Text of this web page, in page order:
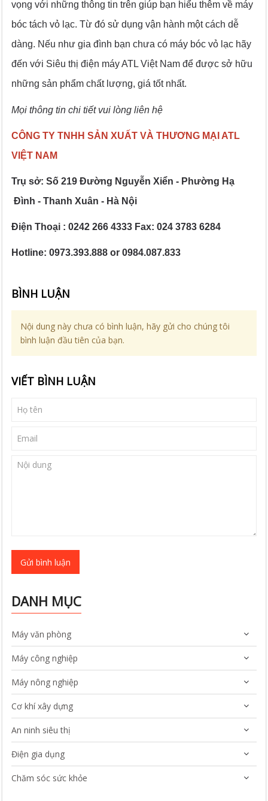
vọng với những thông tin trên giúp bạn hiểu thêm về máy
bóc tách vỏ lạc. Từ đó sử dụng vận hành một cách dễ
dàng. Nếu như gia đình bạn chưa có máy bóc vỏ lạc hãy
đến với Siêu thị điện máy ATL Việt Nam để được sở hữu
những sản phẩm chất lượng, giá tốt nhất.
Mọi thông tin chi tiết vui lòng liên hệ
CÔNG TY TNHH SẢN XUẤT VÀ THƯƠNG MẠI ATL
VIỆT NAM
Trụ sở: Số 219 Đường Nguyễn Xiển - Phường Hạ
Đình - Thanh Xuân - Hà Nội
Điện Thoại : 0242 266 4333 Fax: 024 3783 6284
Hotline: 0973.393.888 or 0984.087.833
BÌNH LUẬN
Nội dung này chưa có bình luận, hãy gửi cho chúng tôi
bình luận đầu tiên của bạn.
VIẾT BÌNH LUẬN
Gửi bình luận
DANH MỤC
Máy văn phòng
Máy công nghiệp
Máy nông nghiệp
Cơ khí xây dựng
An ninh siêu thị
Điện gia dụng
Chăm sóc sức khỏe